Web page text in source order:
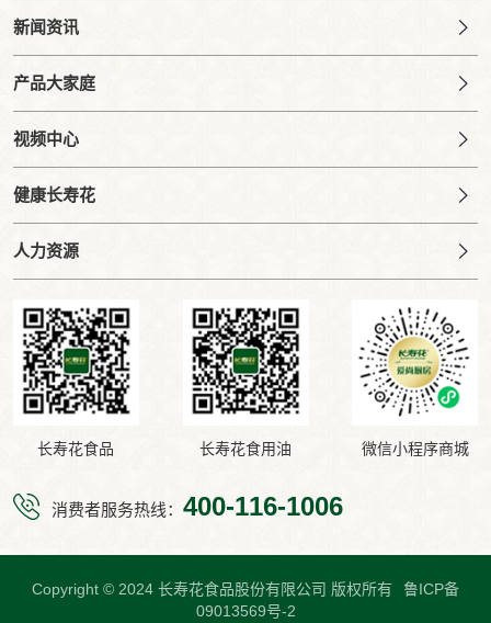
新闻资讯
产品大家庭
视频中心
健康长寿花
人力资源
长寿花食品 长寿花食用油 微信小程序商城
消费者服务热线： 400-116-1006
Copyright © 2024 长寿花食品股份有限公司 版权所有
鲁ICP备
09013569号-2